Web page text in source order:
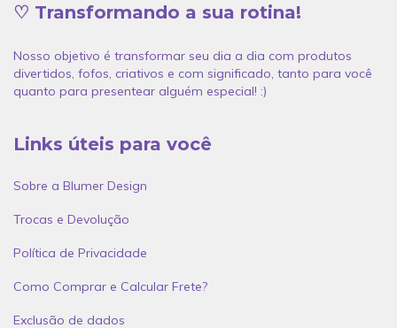
♡ Transformando a sua rotina!
Nosso objetivo é transformar seu dia a dia com produtos
divertidos, fofos, criativos e com significado, tanto para você
quanto para presentear alguém especial! :)
Links úteis para você
Sobre a Blumer Design
Trocas e Devolução
Política de Privacidade
Como Comprar e Calcular Frete?
Exclusão de dados